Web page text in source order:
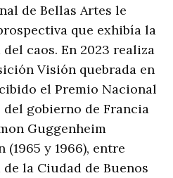
de Bellas Artes le
que exhibía la
caos. En 2023 realiza
Visión quebrada en
el Premio Nacional
del gobierno de Francia
Guggenheim
y 1966), entre
la Ciudad de Buenos